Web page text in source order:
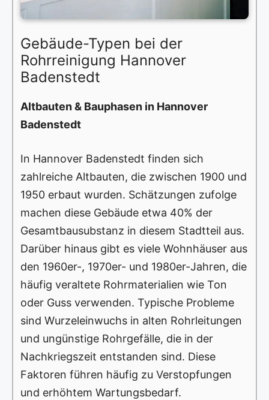
Gebäude-Typen bei der
Rohrreinigung Hannover
Badenstedt
Altbauten & Bauphasen in Hannover
Badenstedt
In Hannover Badenstedt finden sich
zahlreiche Altbauten, die zwischen 1900 und
1950 erbaut wurden. Schätzungen zufolge
machen diese Gebäude etwa 40% der
Gesamtbausubstanz in diesem Stadtteil aus.
Darüber hinaus gibt es viele Wohnhäuser aus
den 1960er-, 1970er- und 1980er-Jahren, die
häufig veraltete Rohrmaterialien wie Ton
oder Guss verwenden. Typische Probleme
sind Wurzeleinwuchs in alten Rohrleitungen
und ungünstige Rohrgefälle, die in der
Nachkriegszeit entstanden sind. Diese
Faktoren führen häufig zu Verstopfungen
und erhöhtem Wartungsbedarf.